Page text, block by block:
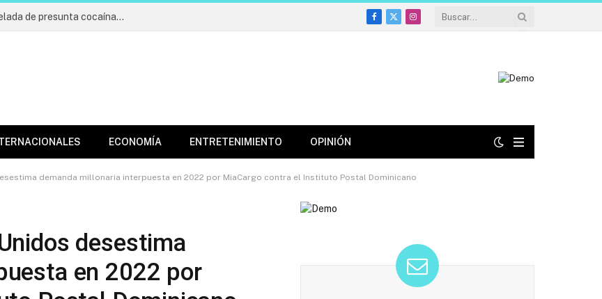
Incautan cargamento de más de una tonelada de presunta cocaína; apresan cuatro
Facebook
X
Instagram
ECONOMÍA ENTRETENIMIENTO OPINIÓN
demanda millonaria interpuesta en 2022 por MiaCargo contra el Instituto Postal Dominicano
desestima
en 2022 por